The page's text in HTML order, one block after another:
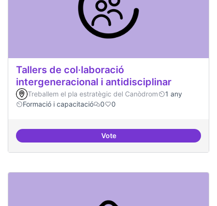
Tallers de col·laboració
intergeneracional i antidisciplinar
Treballem el pla estratègic del Canòdrom
1 any
Formació i capacitació
0 0
VoteTallers de col·laboració